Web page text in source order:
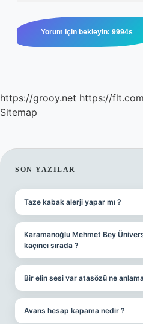
https://grooy.net https://
Sitemap
SIDEBAR
SON YAZILAR
Taze kabak alerji yapar mı ?
Karamanoğlu Mehmet Bey
kaçıncı sırada ?
Bir elin sesi var atasözü ne
Avans hesap kapama nedir ?